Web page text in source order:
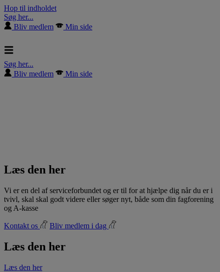
Hop til indholdet
Søg her...
Bliv medlem
Min side
Søg her...
Bliv medlem
Min side
Læs den her
Vi er en del af serviceforbundet og er til for at hjælpe dig når du er i
tvivl, skal skal godt videre eller søger nyt, både som din fagforening
og A-kasse
Kontakt os Bliv medlem i dag
Læs den her
Læs den her